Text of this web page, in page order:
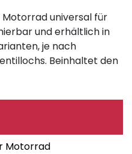
Motorrad universal für
und erhältlich in
je nach
Beinhaltet den
Motorrad